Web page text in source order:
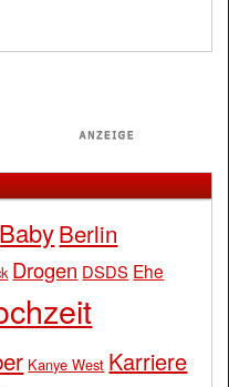
BabyBerlin
Drogen DSDS Ehe
Kanye West Karriere